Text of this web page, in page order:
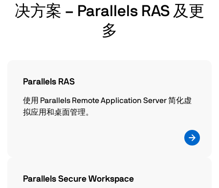
决方案 – Parallels RAS 及更
多
Parallels RAS
使用 Parallels Remote Application Server 简化虚
拟应用和桌面管理。
Parallels Secure Workspace